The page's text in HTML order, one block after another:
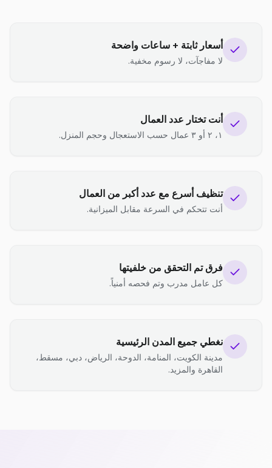
أسعار ثابتة + ساعات واضحة
لا مفاجآت، لا رسوم مخفية.
أنت تختار عدد العمال
١، ٢ أو ٣ عمال حسب الاستعجال وحجم المنزل.
تنظيف أسرع مع عدد أكبر من العمال
أنت تتحكم في السرعة مقابل الميزانية.
فرق تم التحقق من خلفيتها
كل عامل مدرب وتم فحصه أمنياً.
نغطي جميع المدن الرئيسية
مدينة الكويت، المنامة، الدوحة، الرياض، دبي، مسقط،
القاهرة والمزيد.